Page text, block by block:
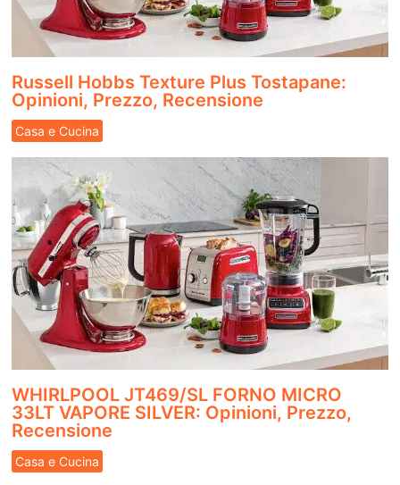
Russell Hobbs Texture Plus Tostapane:
Opinioni, Prezzo, Recensione
Casa e Cucina
WHIRLPOOL JT469/SL FORNO MICRO
33LT VAPORE SILVER: Opinioni, Prezzo,
Recensione
Casa e Cucina